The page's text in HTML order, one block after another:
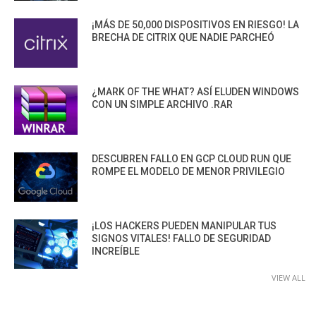
¡MÁS DE 50,000 DISPOSITIVOS EN RIESGO! LA
BRECHA DE CITRIX QUE NADIE PARCHEÓ
¿MARK OF THE WHAT? ASÍ ELUDEN WINDOWS
CON UN SIMPLE ARCHIVO .RAR
DESCUBREN FALLO EN GCP CLOUD RUN QUE
ROMPE EL MODELO DE MENOR PRIVILEGIO
¡LOS HACKERS PUEDEN MANIPULAR TUS
SIGNOS VITALES! FALLO DE SEGURIDAD
INCREÍBLE
VIEW ALL